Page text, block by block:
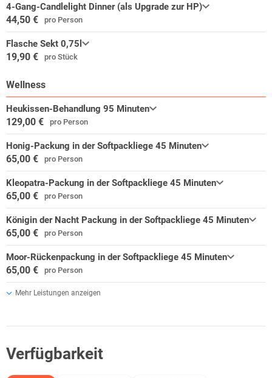
4-Gang-Candlelight Dinner (als Upgrade zur HP)
44,50 € pro Person
Flasche Sekt 0,75l
19,90 € pro Stück
Wellness
Heukissen-Behandlung 95 Minuten
129,00 € pro Person
Honig-Packung in der Softpackliege 45 Minuten
65,00 € pro Person
Kleopatra-Packung in der Softpackliege 45 Minuten
65,00 € pro Person
Königin der Nacht Packung in der Softpackliege 45 Minuten
65,00 € pro Person
Moor-Rückenpackung in der Softpackliege 45 Minuten
65,00 € pro Person
Mehr Leistungen anzeigen
Verfügbarkeit